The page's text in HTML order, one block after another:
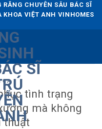
CHUYÊN SÂU BÁC SĨ
KHOA VIỆT ANH VINHOMES
CA
tình trạng
mà không
thuật